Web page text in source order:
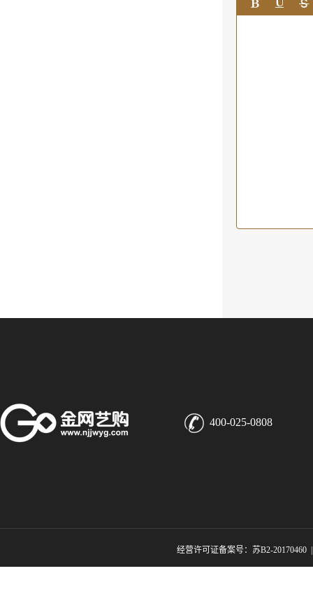
400-025-0808
经营许可证备案号：苏B2-20170460